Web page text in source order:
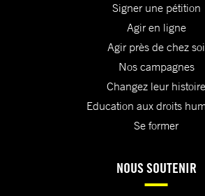
Signer une pétition
Agir en ligne
Agir près de chez soi
Nos campagnes
Changez leur histoire
Education aux droits
Se former
NOUS SOUTENIR